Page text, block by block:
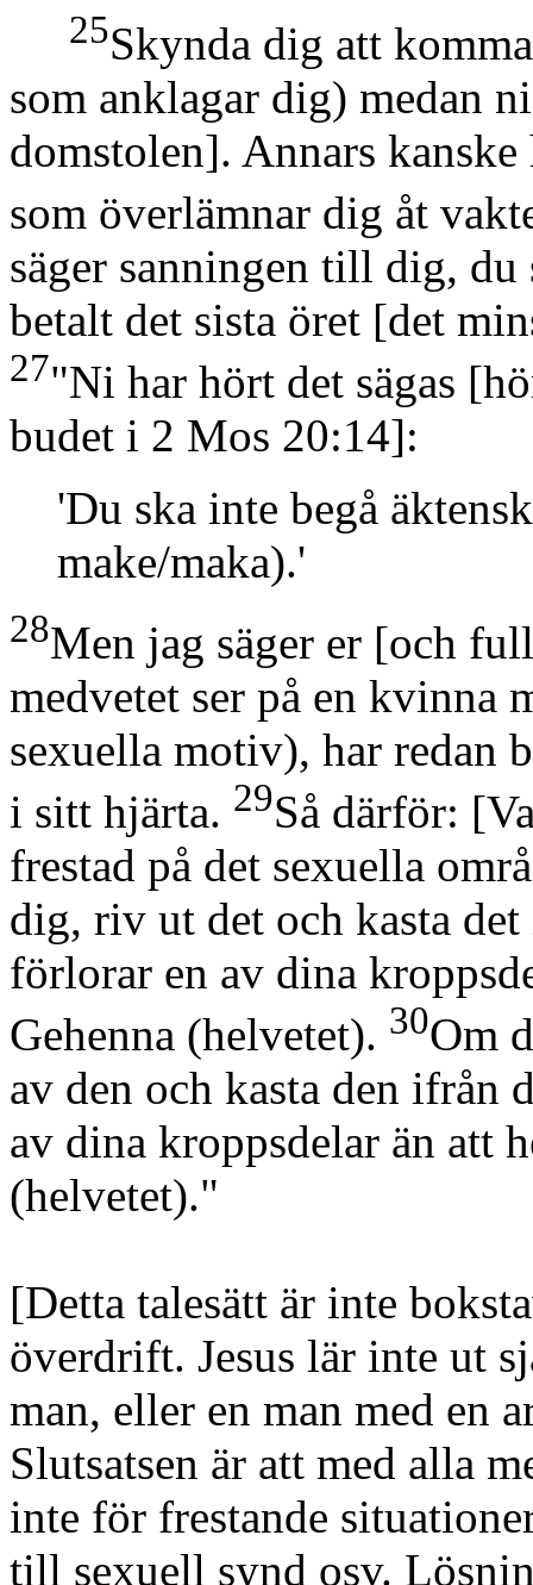
25Skynda dig att
som anklagar dig) medan
domstolen]. Annars
som överlämnar dig åt
säger sanningen till dig,
betalt det sista öret [det
27"Ni har hört det sägas
budet i 2 Mos 20:14]:
'Du ska inte begå
make/maka).'
28Men jag säger er [och
medvetet ser på en kvinna
sexuella motiv), har redan
i sitt hjärta. 29Så därför:
frestad på det sexuella
dig, riv ut det och kasta
förlorar en av dina
Gehenna (helvetet). 30Om
av den och kasta den ifrån
av dina kroppsdelar än att
(helvetet)."
[Detta talesätt är inte
överdrift. Jesus lär inte ut
man, eller en man med en
Slutsatsen är att med alla
inte för frestande
till sexuell synd osv.